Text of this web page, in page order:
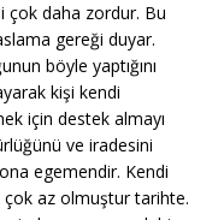
çok daha zordur. Bu
gereği duyar.
böyle yaptığını
kişi kendi
için destek almayı
ve iradesini
ona egemendir. Kendi
çok az olmuştur tarihte.